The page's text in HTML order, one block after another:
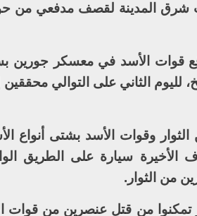
شرق المدينة لقصف مدفعي من
قوات الأسد في معسكر جورين
لليوم الثاني على التوالي
الثوار وقوات الأسد بشتى أنواع
سيارة على الطريق
من الثوار.
من قتل عنصرين من قوات